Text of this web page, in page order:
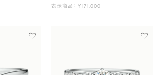
表示商品： ¥171,000